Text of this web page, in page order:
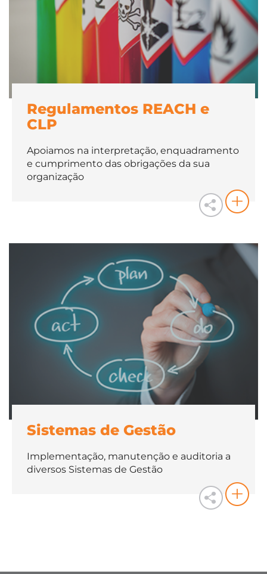
Regulamentos REACH e
CLP
Apoiamos na interpretação, enquadramento
e cumprimento das obrigações da sua
organização
Sistemas de Gestão
Implementação, manutenção e auditoria a
diversos Sistemas de Gestão